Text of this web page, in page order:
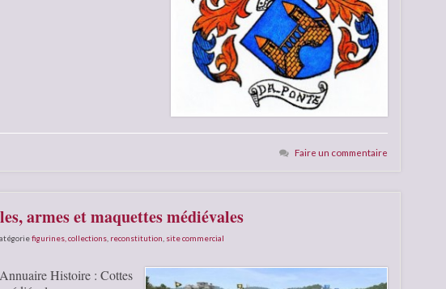
Faire un commentaire
armes et maquettes médiévales
figurines, collections reconstitution site commercial
Histoire : Cottes